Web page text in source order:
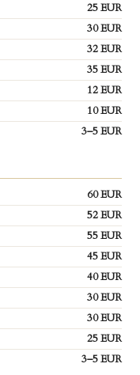
25 EUR
30 EUR
32 EUR
35 EUR
12 EUR
10 EUR
3–5 EUR
60 EUR
52 EUR
55 EUR
45 EUR
40 EUR
30 EUR
30 EUR
25 EUR
3–5 EUR